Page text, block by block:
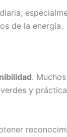
de la energía.
.
y